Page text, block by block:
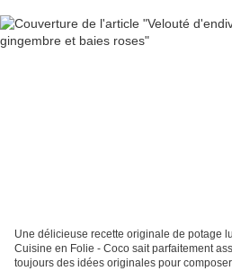
Une délicieuse recette originale de potage
Cuisine en Folie - Coco sait parfaitement
toujours des idées originales pour